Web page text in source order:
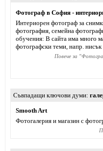
Фотограф в София -
Интериорен фотограф за
фотография, семейна
обучения: В сайта има много
фотографски теми, напр.
Повече за "
Съвпадащи ключови думи
Smooth Art
Фотогалерия и магазин с